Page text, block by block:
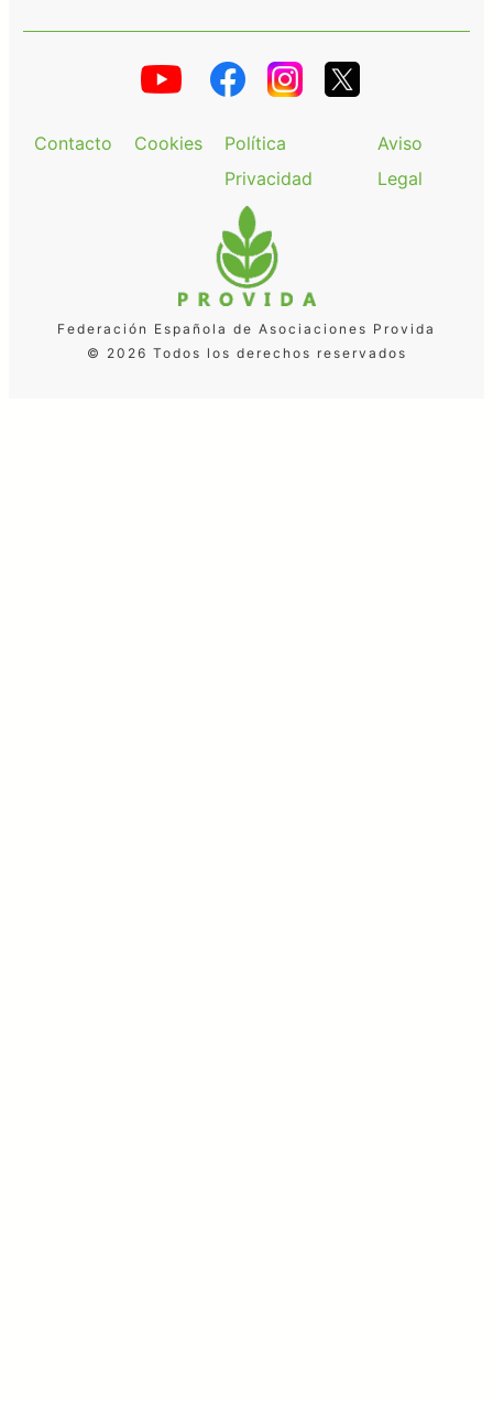
Federación Española de Asociaciones Provida
© 2026 Todos los derechos reservados
Contacto Cookies
Política
Privacidad
Aviso
Legal